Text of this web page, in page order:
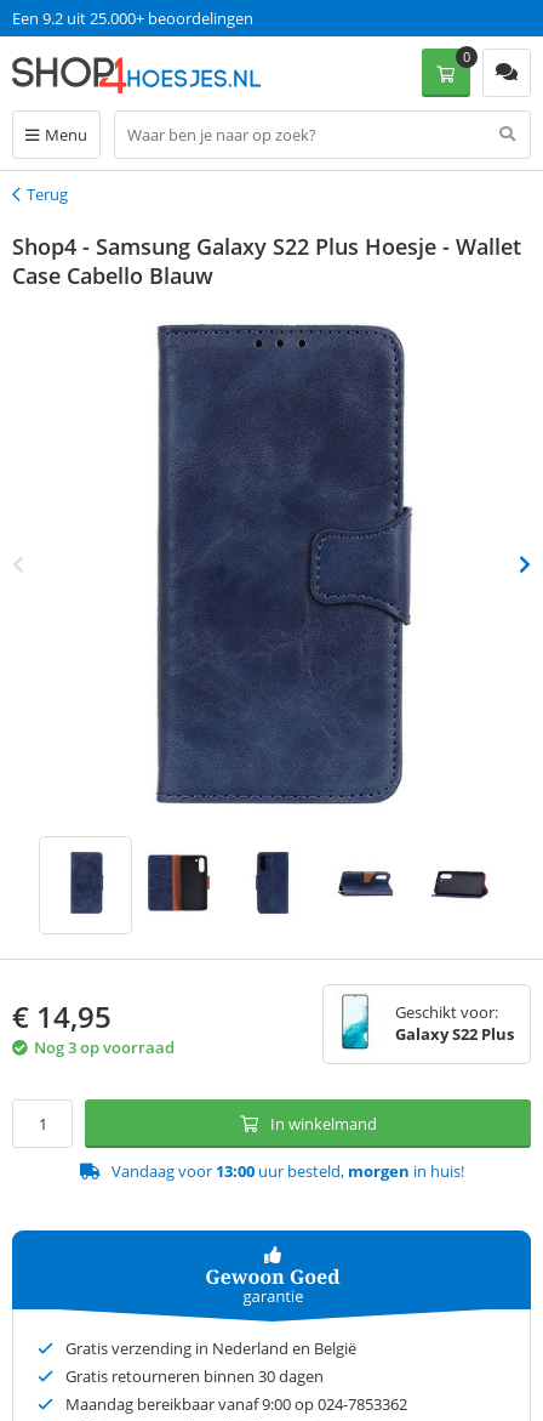
Een 9.2 uit 25.000+ beoordelingen
Menu
0
Terug
Terug
Shop4 - Samsung Galaxy S22 Plus Hoesje - Wallet
Case Cabello Blauw
€ 14,95
Nog 3 op voorraad
Geschikt voor:
Galaxy S22 Plus
In winkelmand
Vandaag voor 13:00uur besteld, morgen in huis!
Gratis verzending in Nederland en België
Gratis retourneren binnen 30 dagen
Maandag bereikbaar vanaf 9:00 op 024-7853362